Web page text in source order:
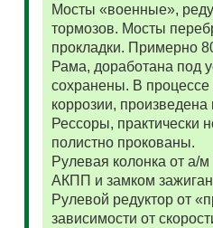
Мосты «военные»,
тормозов. Мосты
прокладки. Примерно
Рама, доработана под
сохранены. В процессе
коррозии, произведена
Рессоры, практически
полистно прокованы.
Рулевая колонка от а/
АКПП и замком
Рулевой редуктор от
зависимости от